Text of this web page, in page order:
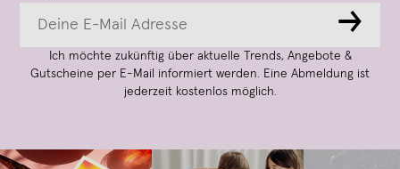
→
Ich möchte zukünftig über aktuelle Trends, Angebote &
Gutscheine per E-Mail informiert werden. Eine Abmeldung ist
jederzeit kostenlos möglich.